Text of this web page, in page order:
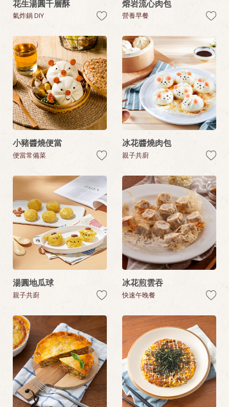
花生湯圓千層酥
氣炸鍋 DIY
熔岩流心肉包
營養早餐
小豬醬燒便當
便當常備菜
冰花醬燒肉包
親子共廚
湯圓地瓜球
親子共廚
冰花煎雲吞
快速午晚餐